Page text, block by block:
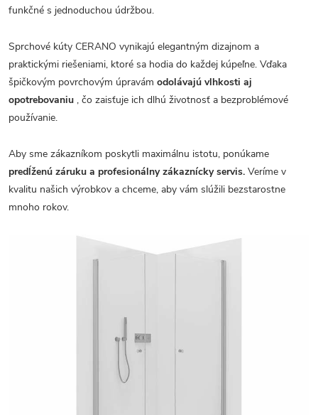
funkčné s jednoduchou údržbou.
Sprchové kúty CERANO vynikajú elegantným dizajnom a
praktickými riešeniami, ktoré sa hodia do každej kúpeľne. Vďaka
špičkovým povrchovým úpravám odolávajú vlhkosti aj
opotrebovaniu , čo zaisťuje ich dlhú životnosť a bezproblémové
používanie.
Aby sme zákazníkom poskytli maximálnu istotu, ponúkame
predĺženú záruku a profesionálny zákaznícky servis. Veríme v
kvalitu našich výrobkov a chceme, aby vám slúžili bezstarostne
mnoho rokov.